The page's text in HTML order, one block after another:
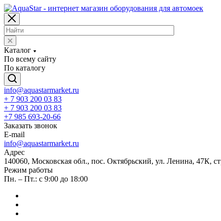
Каталог
По всему сайту
По каталогу
info@aquastarmarket.ru
+ 7 903 200 03 83
+ 7 903 200 03 83
+7 985 693-20-66
Заказать звонок
E-mail
info@aquastarmarket.ru
Адрес
140060, Московская обл., пос. Октябрьский, ул. Ленина, 47К,
Режим работы
Пн. – Пт.: с 9:00 до 18:00